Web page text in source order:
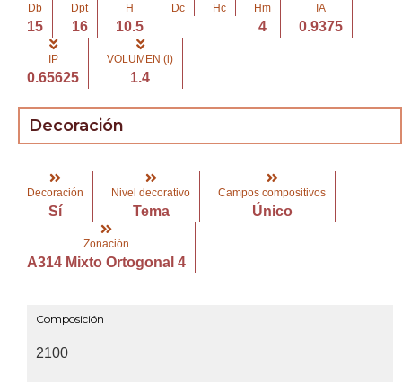
Db
15
Dpt
16
H
10.5
Dc Hc Hm
4
IA
0.9375
IP
0.65625
VOLUMEN (l)
1.4
Decoración
Decoración
Sí
Nivel decorativo
Tema
Campos compositivos
Único
Zonación
A314 Mixto Ortogonal 4
Composición
2100